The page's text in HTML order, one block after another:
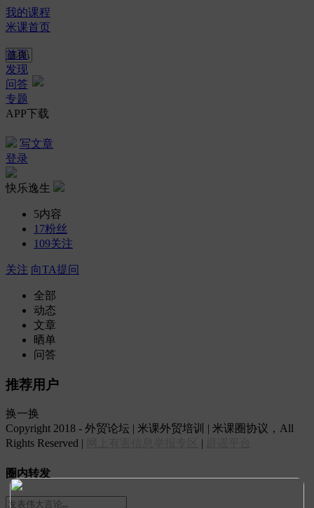
我的课程
米课首页
首页
发现
问答
专题
APP下载
写文章
登录
快乐逸生
5内容
17粉丝
109关注
关注 向TA提问
全部
动态
文章
晒单
问答
推荐用户
换一换
Copyright 2018 - 外贸论坛 | 米课外贸培训 | 米课圈协议，All
Rights Reserved |
|
圈内转发